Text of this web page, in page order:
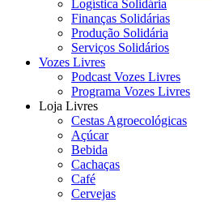
Logística Solidária
Finanças Solidárias
Produção Solidária
Serviços Solidários
Vozes Livres
Podcast Vozes Livres
Programa Vozes Livres
Loja Livres
Cestas Agroecológicas
Açúcar
Bebida
Cachaças
Café
Cervejas